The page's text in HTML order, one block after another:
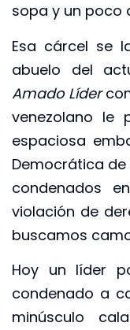
sopa y un poco
Esa cárcel se
abuelo del
Amado Líder
venezolano le
espaciosa
Democrática
condenados
violación de
buscamos
Hoy un líder
condenado a
minúsculo